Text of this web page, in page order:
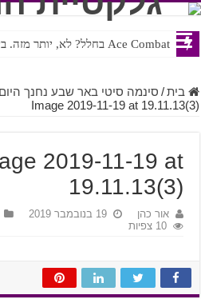
Ace Combat בחלל? לא, יותר מזה. ביקורת המשחק Chorus
Steven Universe והשירים שתורגמו בצורה נוראית לעברית
בית / סינמה סיטי באר שבע נחנך
Image 2019-11-19 at 19.11.13(3)
2019-11-19 at
19.11.13(3)
אור כהן 19 בנובמבר 2019
10 צפיות